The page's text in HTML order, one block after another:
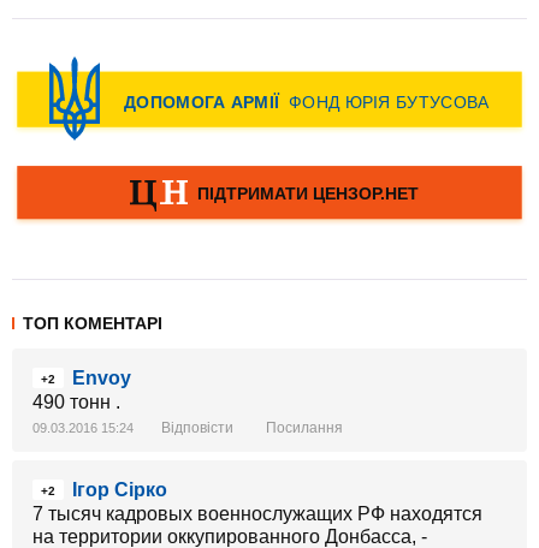
ТОП КОМЕНТАРІ
+2
Envoy
490 тонн .
09.03.2016 15:24 Відповісти Посилання
+2
Ігор Сірко
7 тысяч кадровых военнослужащих РФ находятся
на территории оккупированного Донбасса, -